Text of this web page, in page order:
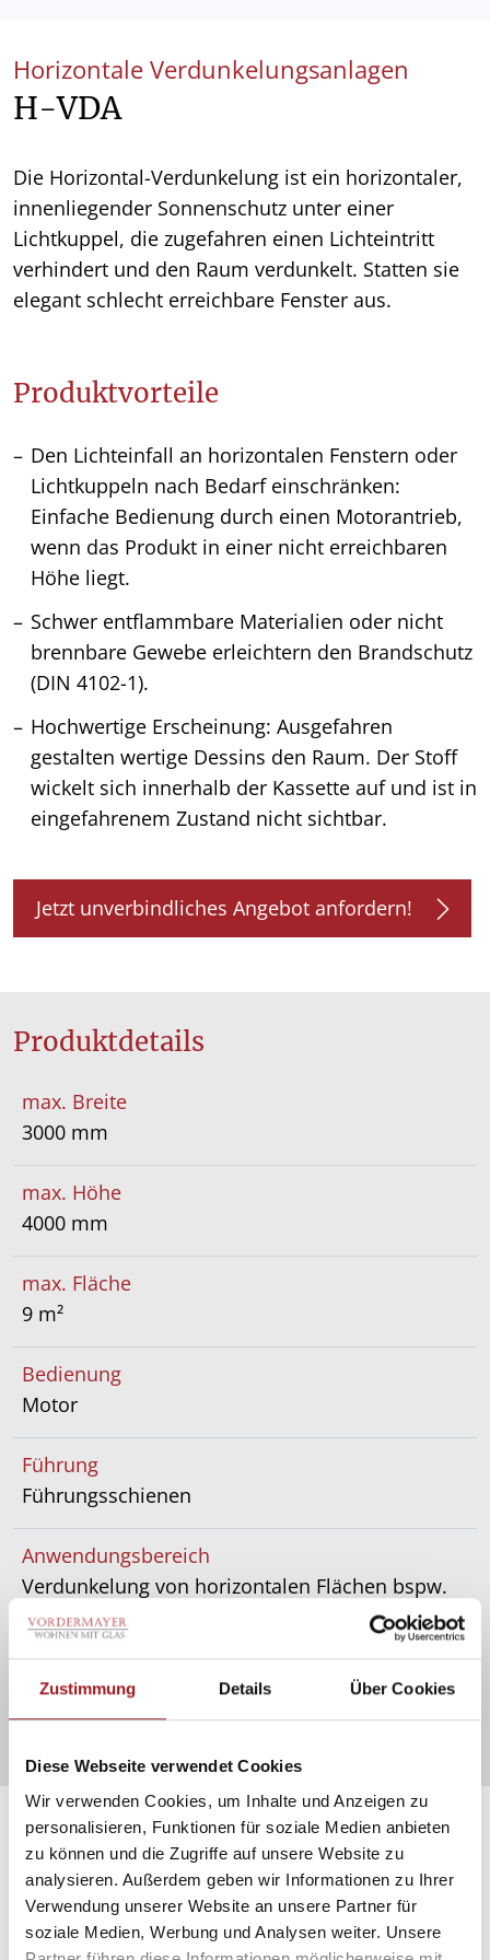
Zustimmung Details Über Cookies
Diese Webseite verwendet Cookies
Wir verwenden Cookies, um Inhalte und Anzeigen zu
personalisieren, Funktionen für soziale Medien anbieten
zu können und die Zugriffe auf unsere Website zu
analysieren. Außerdem geben wir Informationen zu Ihrer
Verwendung unserer Website an unsere Partner für
soziale Medien, Werbung und Analysen weiter. Unsere
Horizontale Verdunkelungsanlagen
H-VDA
Die Horizontal-Verdunkelung ist ein horizontaler,
innenliegender Sonnenschutz unter einer
Lichtkuppel, die zugefahren einen Lichteintritt
verhindert und den Raum verdunkelt. Statten sie
elegant schlecht erreichbare Fenster aus.
Produktvorteile
Den Lichteinfall an horizontalen Fenstern oder
Lichtkuppeln nach Bedarf einschränken:
Einfache Bedienung durch einen Motorantrieb,
wenn das Produkt in einer nicht erreichbaren
Höhe liegt.
Schwer entflammbare Materialien oder nicht
brennbare Gewebe erleichtern den Brandschutz
(DIN 4102-1).
Hochwertige Erscheinung: Ausgefahren
gestalten wertige Dessins den Raum. Der Stoff
wickelt sich innerhalb der Kassette auf und ist in
eingefahrenem Zustand nicht sichtbar.
Jetzt unverbindliches Angebot anfordern!
Produktdetails
max. Breite
3000 mm
max. Höhe
4000 mm
max. Fläche
9 m²
Bedienung
Motor
Führung
Führungsschienen
Anwendungsbereich
Verdunkelung von horizontalen Flächen bspw.
Lichtkuppeln
Markisentuch
Glasfasergewebe, Textilgewebe